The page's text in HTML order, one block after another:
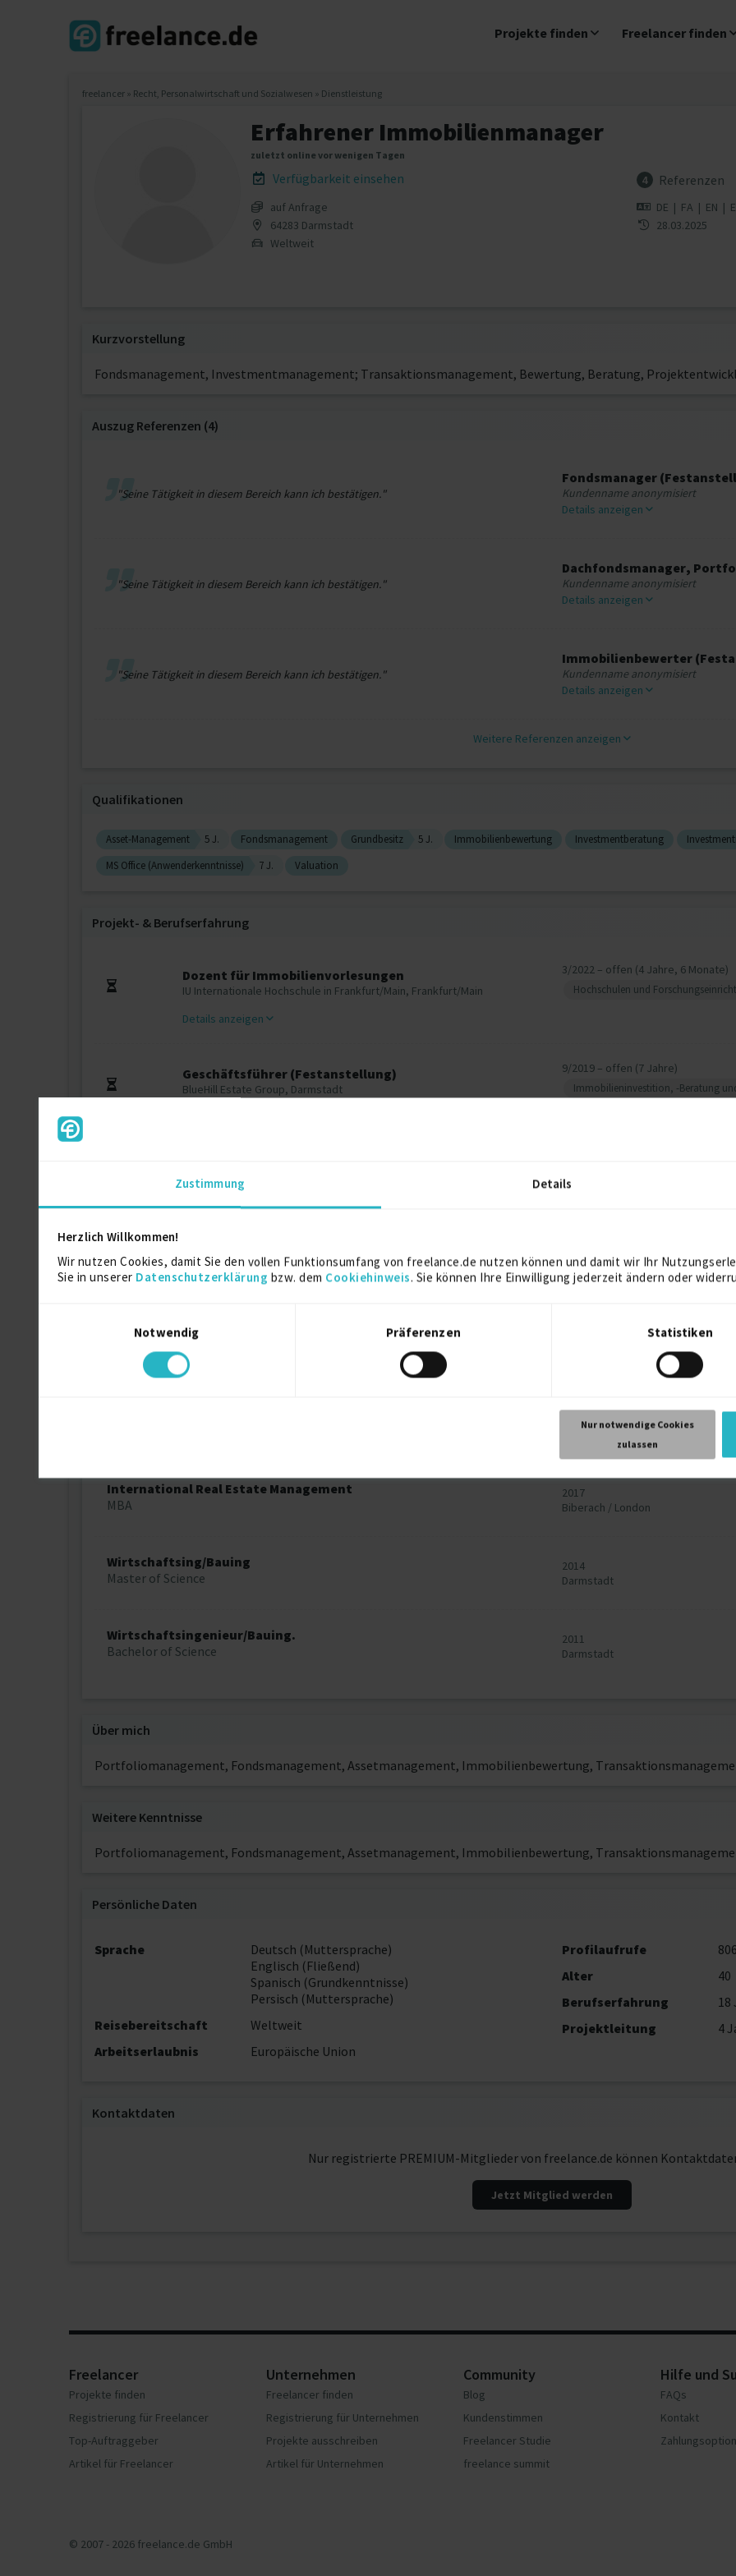
Zustimmung Details
Herzlich Willkommen!
Wir nutzen Cookies, damit Sie den vollen Funktionsumfang von freelance.de nutzen können und damit wir Ihr
Sie in unserer Datenschutzerklärung bzw. dem Cookiehinweis. Sie können Ihre Einwilligung jederzeit ändern oder
Notwendig
Präferenzen Statistiken
Nur notwendige Cookies
zulassen
Projekte finden Freelancer finden
freelancer » Recht, Personalwirtschaft und Sozialwesen » Dienstleistung
Erfahrener Immobilienmanager
zuletzt online vor wenigen Tagen
Verfügbarkeit einsehen 4 Referenzen
auf Anfrage
64283 Darmstadt
Weltweit
DE | FA | EN |
28.03.2025
Kurzvorstellung
Fondsmanagement, Investmentmanagement; Transaktionsmanagement, Bewertung, Beratung,
Auszug Referenzen (4)
"Seine Tätigkeit in diesem Bereich kann ich bestätigen."
Fondsmanager
Kundenname anonymisiert
Details anzeigen
"Seine Tätigkeit in diesem Bereich kann ich bestätigen."
Dachfondsmanager,
Kundenname anonymisiert
Details anzeigen
"Seine Tätigkeit in diesem Bereich kann ich bestätigen."
Immobilienbewerter
Kundenname anonymisiert
Details anzeigen
Weitere Referenzen anzeigen
Qualifikationen
Asset-Management 5 J. Fondsmanagement Grundbesitz 5 J. Immobilienbewertung Investmentberatung
MS Office (Anwenderkenntnisse)
7 J. Valuation
Projekt‐ & Berufserfahrung
Dozent für Immobilienvorlesungen
IU Internationale Hochschule in Frankfurt/Main, Frankfurt/Main
3/2022 – offen (4 Jahre, 6 Monate)
Hochschulen und
Details anzeigen
Geschäftsführer (Festanstellung)
BlueHill Estate Group, Darmstadt
9/2019 – offen (7 Jahre)
Immobilieninvestition, -Beratung
Deka Immobilien Investment GmbH, Frankfurt
Weitere Projekt‐ & Berufserfahrung anzeigen
Member of Royal Institution of Chartered Surveyors
International Real Estate Management
MBA
2017
Biberach / London
Wirtschaftsing/Bauing
Master of Science
2014
Darmstadt
Wirtschaftsingenieur/Bauing.
Bachelor of Science
2011
Darmstadt
Über mich
Portfoliomanagement, Fondsmanagement, Assetmanagement, Immobilienbewertung,
Weitere Kenntnisse
Portfoliomanagement, Fondsmanagement, Assetmanagement, Immobilienbewertung,
Persönliche Daten
Sprache
Deutsch (Muttersprache)
Englisch (Fließend)
Spanisch (Grundkenntnisse)
Persisch (Muttersprache)
Reisebereitschaft
Weltweit
Arbeitserlaubnis
Europäische Union
Profilaufrufe
Alter
40
Berufserfahrung
18
Projektleitung
4
Kontaktdaten
Nur registrierte PREMIUM-Mitglieder von freelance.de können
Jetzt Mitglied werden
Freelancer
Projekte finden
Registrierung für Freelancer
Top-Auftraggeber
Artikel für Freelancer
Unternehmen
Freelancer finden
Registrierung für Unternehmen
Projekte ausschreiben
Artikel für Unternehmen
Community
Blog
Kundenstimmen
Freelancer Studie
freelance summit
Hilfe und
FAQs
Kontakt
© 2007 - 2026 freelance.de GmbH